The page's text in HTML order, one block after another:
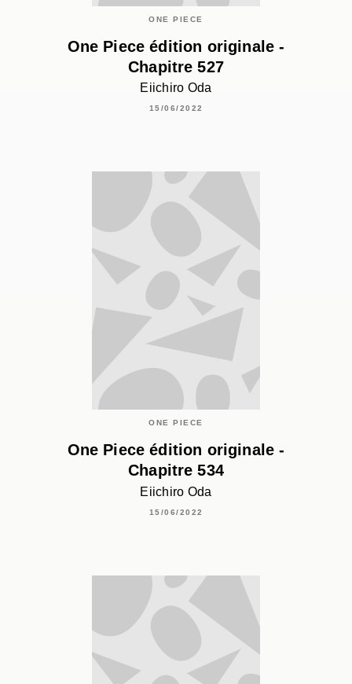
ONE PIECE
One Piece édition originale -
Chapitre 527
Eiichiro Oda
15/06/2022
ONE PIECE
One Piece édition originale -
Chapitre 534
Eiichiro Oda
15/06/2022